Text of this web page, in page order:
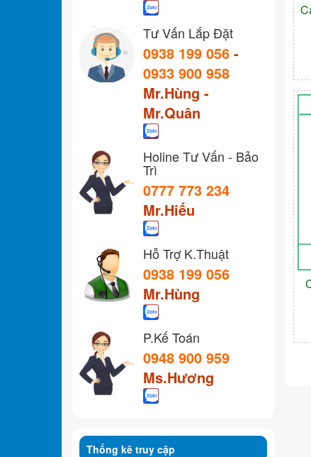
Tư Vấn Lắp Đặt
0938 199 056 -
0933 900 958
Mr.Hùng -
Mr.Quân
Holine Tư Vấn - Bảo
Trì
0777 773 234
Mr.Hiếu
Hỗ Trợ K.Thuật
0938 199 056
Mr.Hùng
P.Kế Toán
0948 900 959
Ms.Hương
Thống kê truy cập